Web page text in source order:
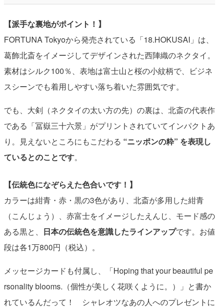
【派手な裏地がポイント！】
FORTUNA Tokyoから発売されている「18.HOKUSAI」は、
葛飾北斎をイメージしてデザインされた西陣織のネクタイ。
素材はシルク100％、表地は富士山と桜の小紋柄で、ビジネ
スシーンでも着用しやすい落ち着いた雰囲気です。
でも、大剣（ネクタイの太い方の先）の裏は、北斎の代表作
である「冨嶽三十六景」がプリントされていてインパクトあ
り。見えないところにもこだわる “ニッポンの粋” を表現し
ているとのことです。
【伝統色になぞらえた色合いです！】
カラーは紺青・赤・黒の3色があり、北斎が多用した紺青
（こんじょう）、赤富士をイメージしたえんじ、モード感の
ある黒と、 日本の伝統色を意識したラインアップです。お値
段は各1万800円（税込）。
メッセージカードも付属し、「Hoping that your beautiful pe
rsonality blooms.（個性が美しく花咲くように。）」と書か
れているんだって！ シャレオツなあの人へのプレゼントに